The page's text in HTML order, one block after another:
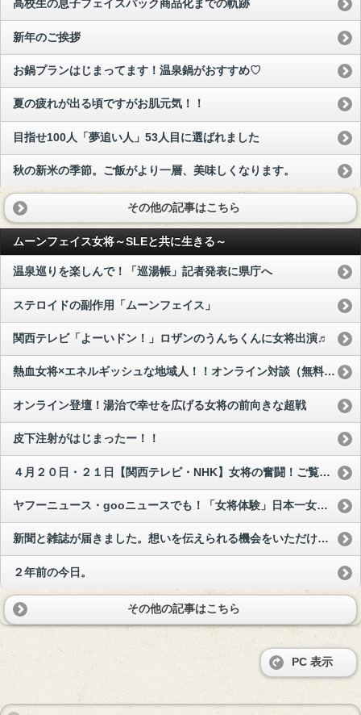
高校生の息子フェイスパック商品化までの軌跡
新年のご挨拶
お鍋プランはじまってます！温泉鍋がおすすめ♡
夏の疲れが出る頃ですがお肌元気！！
目指せ100人「夢追い人」53人目に選ばれました
秋の新米の季節。ご飯がより一層、美味しくなります。
その他の記事はこちら
ムーンフェイス女将～SLEと共に生きる～
温泉巡りを楽しんで！「巡湯帳」記者発表に県庁へ
ステロイドの副作用「ムーンフェイス」
関西テレビ「よーいドン！」ロザンのうんちくんに女将出演♬
熱血女将×エネルギッシュな地域人！！オンライン対談（無料配信）
オンライン登壇！湯治で幸せを広げる女将の前向きな超戦
皮下注射がはじまったー！！
４月２０日・２１日【関西テレビ・NHK】女将の奮闘！ご覧下さい♡
ヤフーニュース・gooニュースでも！「女将体験」日本一女将のいる宿へ掲載されました
新聞と雑誌が届きました。想いを伝えられる機会をいただけ感謝です。
２年前の今日。
その他の記事はこちら
PC 表示